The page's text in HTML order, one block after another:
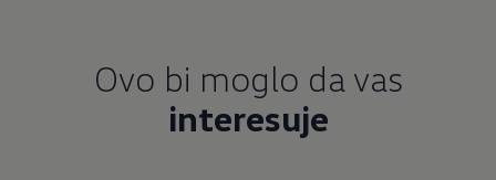
Ovo bi moglo da vas
interesuje